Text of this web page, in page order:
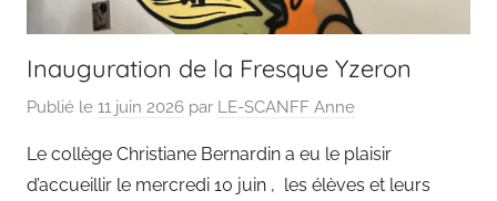
Inauguration de la Fresque Yzeron
Publié le 11 juin 2026 par LE-SCANFF Anne
Le collège Christiane Bernardin a eu le plaisir
d’accueillir le mercredi 10 juin , les élèves et leurs